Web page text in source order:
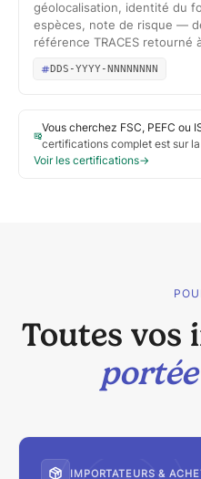
géolocalisation, identité du
espèces, note de risque —
référence TRACES retourné
DDS-YYYY-NNNNNNNN
Vous cherchez FSC, PEFC ou
certifications complet est sur
Voir les certifications→
Toutes vos
IMPORTATEURS &